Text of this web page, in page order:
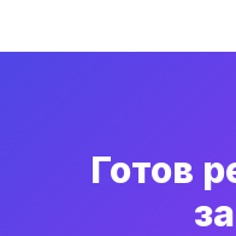
Готов